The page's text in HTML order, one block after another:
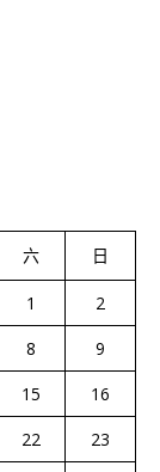
六 日
1
2
8
9
15
16
22
23